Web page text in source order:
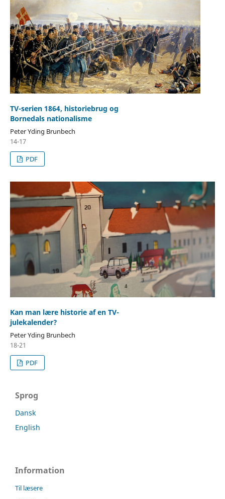
TV-serien 1864, historiebrug og
Bornedals nationalisme
Peter Yding Brunbech
14-17
PDF
Kan man lære historie af en TV-
julekalender?
Peter Yding Brunbech
18-21
PDF
Sprog
Dansk
English
Information
Til læsere